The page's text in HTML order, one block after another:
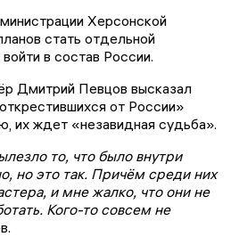
Херсонской
стать отдельной
в состав России.
Дмитрий Певцов высказал
от России»
их ждет «незавидная судьба».
то, что было внутри
но это так. Причём среди них
и мне жалко, что они не
Кого-то совсем не